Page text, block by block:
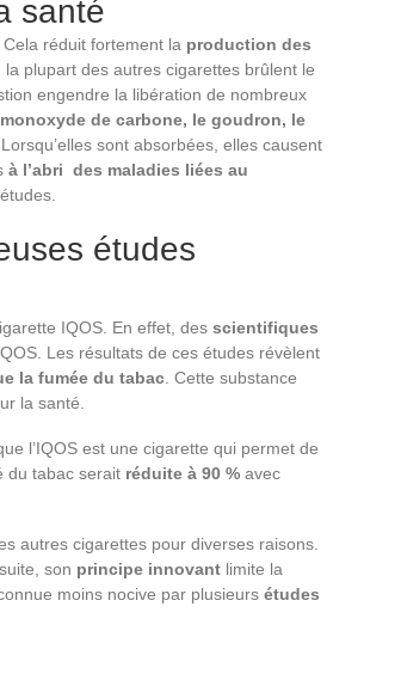
santé
réduit fortement la production des
plupart des autres cigarettes brûlent le
engendre la libération de nombreux
de carbone, le goudron, le
sont absorbées, elles causent
à l’abri des maladies liées au
études
IQOS. En effet, des scientifiques
Les résultats de ces études révèlent
la fumée du tabac . Cette substance
la santé.
l’IQOS est une cigarette qui permet de
du tabac serait réduite à 90 % avec
autres cigarettes pour diverses raisons.
son principe innovant limite la
moins nocive par plusieurs études